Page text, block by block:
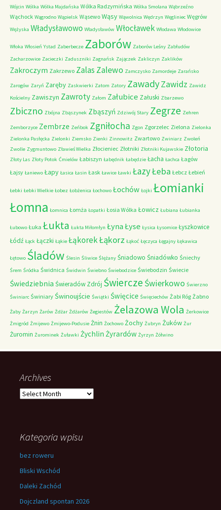
Wójcin Wólka Wólka Majdańska Wólka Radzymińska Wólka Smolana Wąbrzeźno
Wąchock Wągrodno Wąpielsk Wąsewo Wąsy Wąwolnica Wędrzyn Węgliniec Węgrów
Wężyska Władysławowo Władysławów Włocławek Włodawa Włodowice
Włoka Włosień Ystad Zaberbecze Zaborów Zaborów Leśny Zabłudów
Zacharzowice Zacieczki Zaduszniki Zagnańsk Zajączek Zakliczyn Zaklików
Zakroczym Zakrzewo ZalasZalewo Zamczysko Zamordeje Zarańsko
Zarogów Zaryń Zaręby Zaskwierki Zatom Zatory ZawadyZawidz Zawidz
Kościelny Zawiszyn Zawroty Załom Załubice Załuski Zbarzewo
Zbiczno Zbójna Zbąszynek Zbąszyń Zdziwój Stary Zegrze Zehren
Zemborzyce Zembrze Zeńbok Zgniłocha Zgon Zgorzelec Zielona Zielonka
Zielonka Pasłęcka Zielonki Ziemsko Zienki Zinnowitz Zwartowo Zwiniarz Zwoleń
Zwolle Zygmuntowo Zławieś Wielka Złocieniec Złotniki Złotniki Kujawskie Złotoria
Złoty Las Złoty Potok Ćmielów Łabiszyn Łabędnik Łabędzie Łacha Łachca Łagów
Łajsy Łaniewo Łapy Łasica Łasin Łask Ławice Ławki ŁazyŁeba Łebcz Łebień
Łebki Łebki Wielkie Łobez Łobżenica Łochowo Łochów Łojki Łomianki
Łomna Łomnica Łomża Łopatki Łosia Wólka Łowicz Łubiana Łubianka
Łubowo Łuka Łukta Łukta Miłomłyn ŁynaŁyse Łysica Łysomice Łyszkowice
Łódź Łąck Łączki Łąkie ŁąkorekŁąkorz Łąkoć Łęczyca Łęgajny Łękawica
Łętowo Śladów Ślesin Śliwice Ślężany Śniadowo Śniadówko Śniechy
Śrem Śródka Świdnica Świdwin Świebno Świebodzice Świebodzin Świecie
Świedziebnia Świeradów Zdrój Świercze Świerkowo Świerzno
Świniarc Świniary Świnoujście Świątki Święcice Święciechów Żabi Róg Żabno
Żaby Żarzyn Żarów Żdżar Żdżarów Żegiestów Żelazowa Wola Żerkowice
Żmigród Żmijewo Żmijewo-Podusie Żnin Żochowo Żochy Żubryn Żuków Żur
Żuromin Żurominek Żuławki Żychlin Żyrardów Żyrzyn Żółwino
Archives
Archives
Kategoria wpisu
bez roweru
Bliski Wschód
Daleki Zachód
Dojczland spontan 2026